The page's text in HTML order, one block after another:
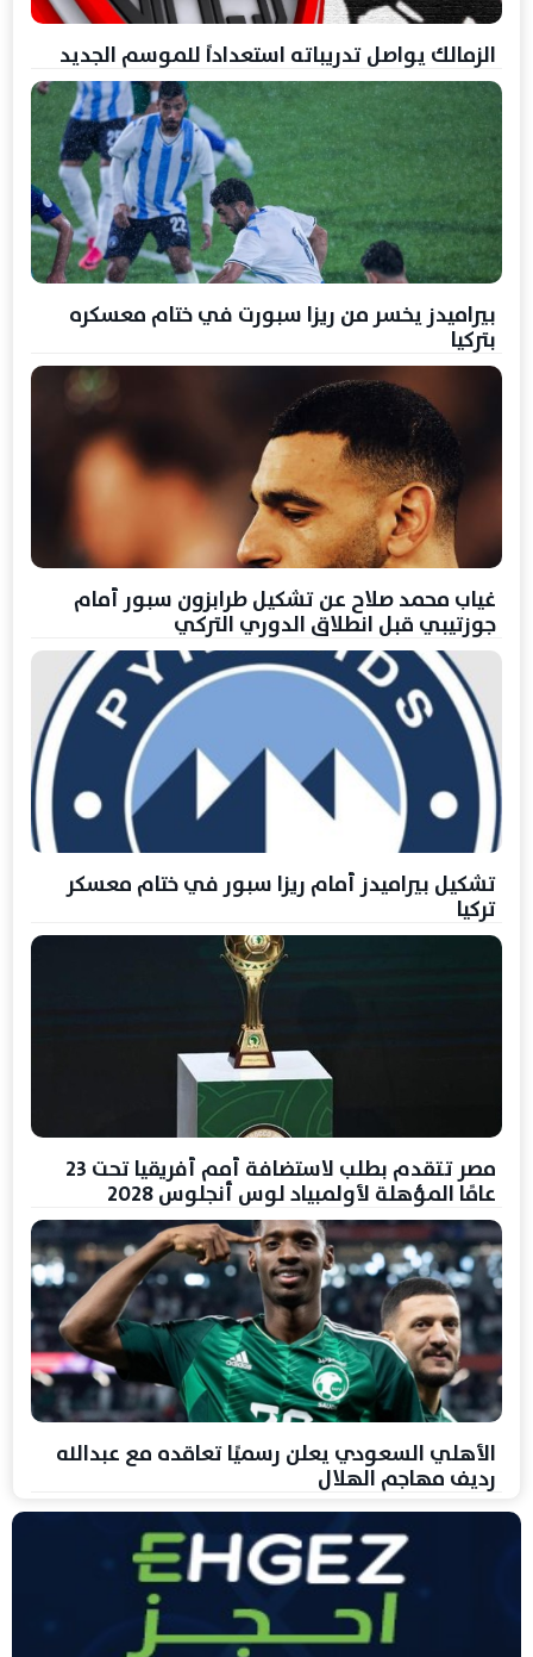
الزمالك يواصل تدريباته استعداداً للموسم الجديد
بيراميدز يخسر من ريزا سبورت في ختام معسكره
بتركيا
غياب محمد صلاح عن تشكيل طرابزون سبور أمام
جوزتيبي قبل انطلاق الدوري التركي
تشكيل بيراميدز أمام ريزا سبور في ختام معسكر
تركيا
مصر تتقدم بطلب لاستضافة أمم أفريقيا تحت 23
عامًا المؤهلة لأولمبياد لوس أنجلوس 2028
الأهلي السعودي يعلن رسميًا تعاقده مع عبدالله
رديف مهاجم الهلال